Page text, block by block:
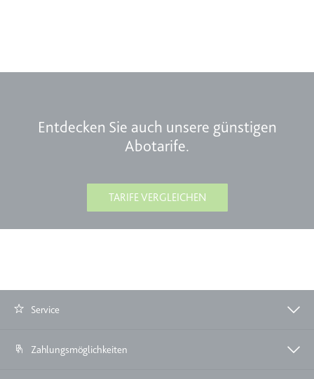
Entdecken Sie auch unsere günstigen
Abotarife.
TARIFE VERGLEICHEN
Service
Zahlungsmöglichkeiten